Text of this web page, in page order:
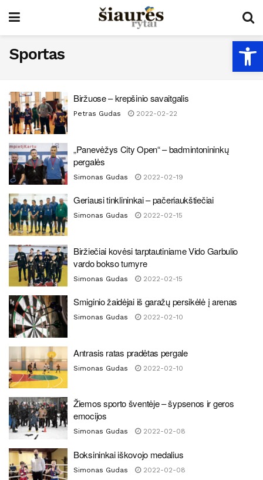
Sportas
Biržuose – krepšinio savaitgalis
Petras Gudas 2022-02-22
„Panevėžys City Open“ – badmintonininkų
pergalės
Simonas Gudas 2022-02-19
Geriausi tinklininkai – pačeriaukštiečiai
Simonas Gudas 2022-02-15
Biržiečiai kovėsi tarptautiniame Vido Garbulio
vardo bokso turnyre
Simonas Gudas 2022-02-15
Smiginio žaidėjai iš garažų persikėlė į arenas
Simonas Gudas 2022-02-10
Antrasis ratas pradėtas pergale
Simonas Gudas 2022-02-10
Žiemos sporto šventėje – šypsenos ir geros
emocijos
Simonas Gudas 2022-02-08
Boksininkai iškovojo medalius
Simonas Gudas 2022-02-08